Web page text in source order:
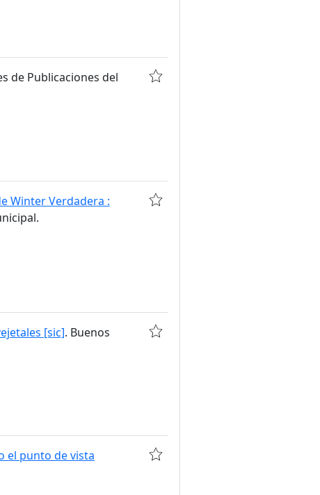
de Publicaciones del
Winter Verdadera :
[sic]. Buenos
el punto de vista